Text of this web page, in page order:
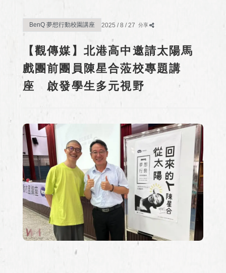
BenQ 夢想行動校園講座 2025 / 8 / 27 分享
【觀傳媒】北港高中邀請太陽馬
戲團前團員陳星合蒞校專題講
座 啟發學生多元視野